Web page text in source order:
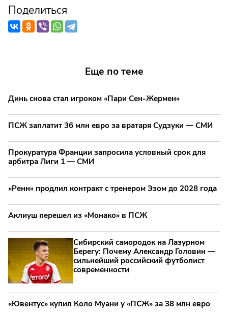
Поделиться
Еще по теме
Динь снова стал игроком «Пари Сен-Жермен»
ПСЖ заплатит 36 млн евро за вратаря Судзуки — СМИ
Прокуратура Франции запросила условный срок для
арбитра Лиги 1 — СМИ
«Ренн» продлил контракт с тренером Эзом до 2028 года
Аклиуш перешел из «Монако» в ПСЖ
Сибирский самородок на Лазурном
Берегу: Почему Александр Головин —
сильнейший российский футболист
современности
«Ювентус» купил Коло Муани у «ПСЖ» за 38 млн евро